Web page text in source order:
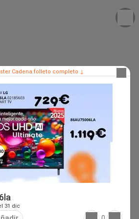
Cadena folleto completo ↓
31 dic